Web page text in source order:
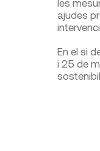
les
ajudes
En el si
i 25 de